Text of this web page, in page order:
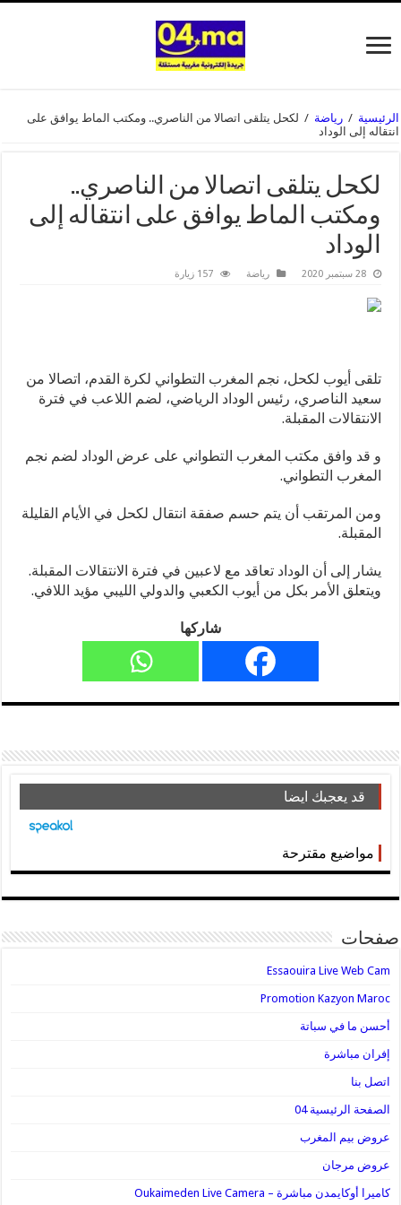
الرئيسية / رياضة / لكحل يتلقى اتصالا من الناصري.. ومكتب الماط يوافق على
انتقاله إلى الوداد
لكحل يتلقى اتصالا من الناصري..
ومكتب الماط يوافق على انتقاله إلى
الوداد
28 سبتمبر 2020 رياضة 157 زيارة
تلقى أيوب لكحل، نجم المغرب التطواني لكرة القدم، اتصالا من
سعيد الناصري، رئيس الوداد الرياضي، لضم اللاعب في فترة
الانتقالات المقبلة.
و قد وافق مكتب المغرب التطواني على عرض الوداد لضم نجم
المغرب التطواني.
ومن المرتقب أن يتم حسم صفقة انتقال لكحل في الأيام القليلة
المقبلة.
يشار إلى أن الوداد تعاقد مع لاعبين في فترة الانتقالات المقبلة.
ويتعلق الأمر بكل من أيوب الكعبي والدولي الليبي مؤيد اللافي.
شاركها
قد يعجبك ايضا
مواضيع مقترحة
صفحات
Essaouira Live Web Cam
Promotion Kazyon Maroc
أحسن ما في سباتة
إفران مباشرة
اتصل بنا
الصفحة الرئيسية 04
عروض بيم المغرب
عروض مرجان
كاميرا أوكايمدن مباشرة – Oukaimeden Live Camera